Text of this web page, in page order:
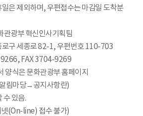
은 제외하며, 우편접수는 마감일 도착분
관광부 혁신인사기획팀
로구 세종로 82-1, 우편번호 110-703
FAX 3704-9269
양식은 문화관광부 홈페이지
마당→공지사항란)
수 있음.
(On-line) 접수 불가)